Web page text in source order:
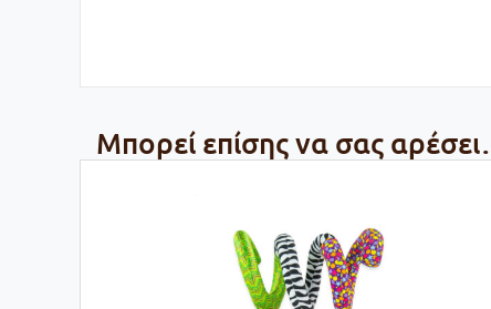
Μπορεί επίσης να σας